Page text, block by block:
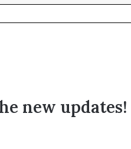
new updates!